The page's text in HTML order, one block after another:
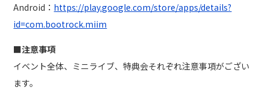
Android： https://play.google.com/store/apps/details?
id=com.bootrock.miim
■注意事項
イベント全体、ミニライブ、特典会それぞれ注意事項がござい
ます。